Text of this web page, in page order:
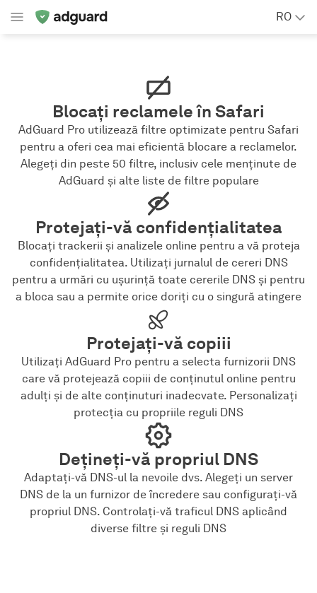
RO
Blocați reclamele în Safari
AdGuard Pro utilizează filtre optimizate pentru Safari
pentru a oferi cea mai eficientă blocare a reclamelor.
Alegeți din peste 50 filtre, inclusiv cele menținute de
AdGuard și alte liste de filtre populare
Protejați-vă confidențialitatea
Blocați trackerii și analizele online pentru a vă proteja
confidențialitatea. Utilizați jurnalul de cereri DNS
pentru a urmări cu ușurință toate cererile DNS și pentru
a bloca sau a permite orice doriți cu o singură atingere
Protejați-vă copiii
Utilizați AdGuard Pro pentru a selecta furnizorii DNS
care vă protejează copiii de conținutul online pentru
adulți și de alte conținuturi inadecvate. Personalizați
protecția cu propriile reguli DNS
Dețineți-vă propriul DNS
Adaptați-vă DNS-ul la nevoile dvs. Alegeți un server
DNS de la un furnizor de încredere sau configurați-vă
propriul DNS. Controlați-vă traficul DNS aplicând
diverse filtre și reguli DNS